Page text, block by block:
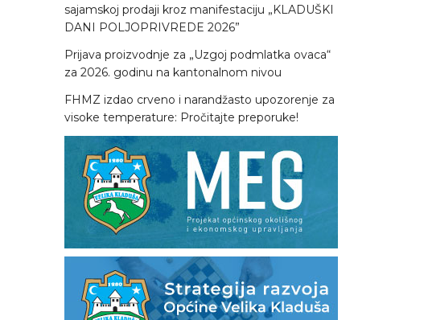
sajamskoj prodaji kroz manifestaciju „KLADUŠKI
DANI POLJOPRIVREDE 2026”
Prijava proizvodnje za „Uzgoj podmlatka ovaca“
za 2026. godinu na kantonalnom nivou
FHMZ izdao crveno i narandžasto upozorenje za
visoke temperature: Pročitajte preporuke!